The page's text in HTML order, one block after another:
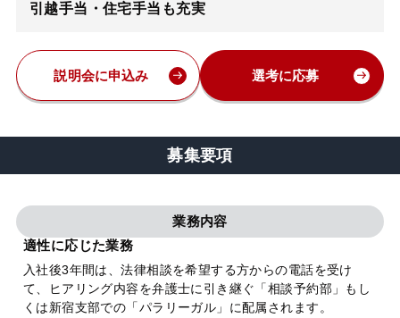
引越手当・住宅手当も充実
説明会に申込み 選考に応募
募集要項
業務内容
適性に応じた業務
入社後3年間は、法律相談を希望する方からの電話を受け
て、ヒアリング内容を弁護士に引き継ぐ「相談予約部」もし
くは新宿支部での「パラリーガル」に配属されます。
弁護士・税理士
お知らせ
特設サイト